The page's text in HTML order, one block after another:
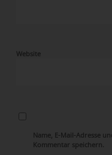
Website
Name, E-Mail-Adresse
Kommentar speichern.